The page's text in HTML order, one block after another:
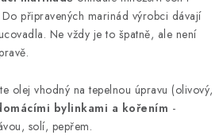
připravených marinád výrobci dávají
Ne vždy je to špatně, ale není
olej vhodný na tepelnou úpravu (olivový,
bylinkami a kořením -
solí, pepřem.